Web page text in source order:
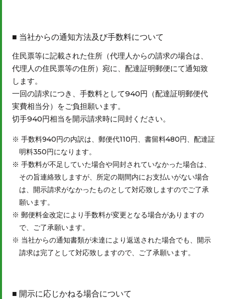
当社からの通知方法及び手数料について
住民票等に記載された住所（代理人からの請求の場合は、
代理人の住民票等の住所）宛に、配達証明郵便にて通知致
します。
一回の請求につき、手数料として940円（配達証明郵便代
実費相当分）をご負担願います。
切手940円相当を開示請求時に同封ください。
手数料940円の内訳は、郵便代110円、書留料480円、配達証
明料350円になります。
手数料が不足していた場合や同封されていなかった場合は、
その旨連絡致しますが、所定の期間内にお支払いがない場合
は、開示請求がなかったものとして対応致しますのでご了承
願います。
郵便料金改定により手数料が変更となる場合がありますの
で、ご了承願います。
当社からの通知書類が未達により返送された場合でも、開示
請求は完了として対応致しますので、ご了承願います。
開示に応じかねる場合について